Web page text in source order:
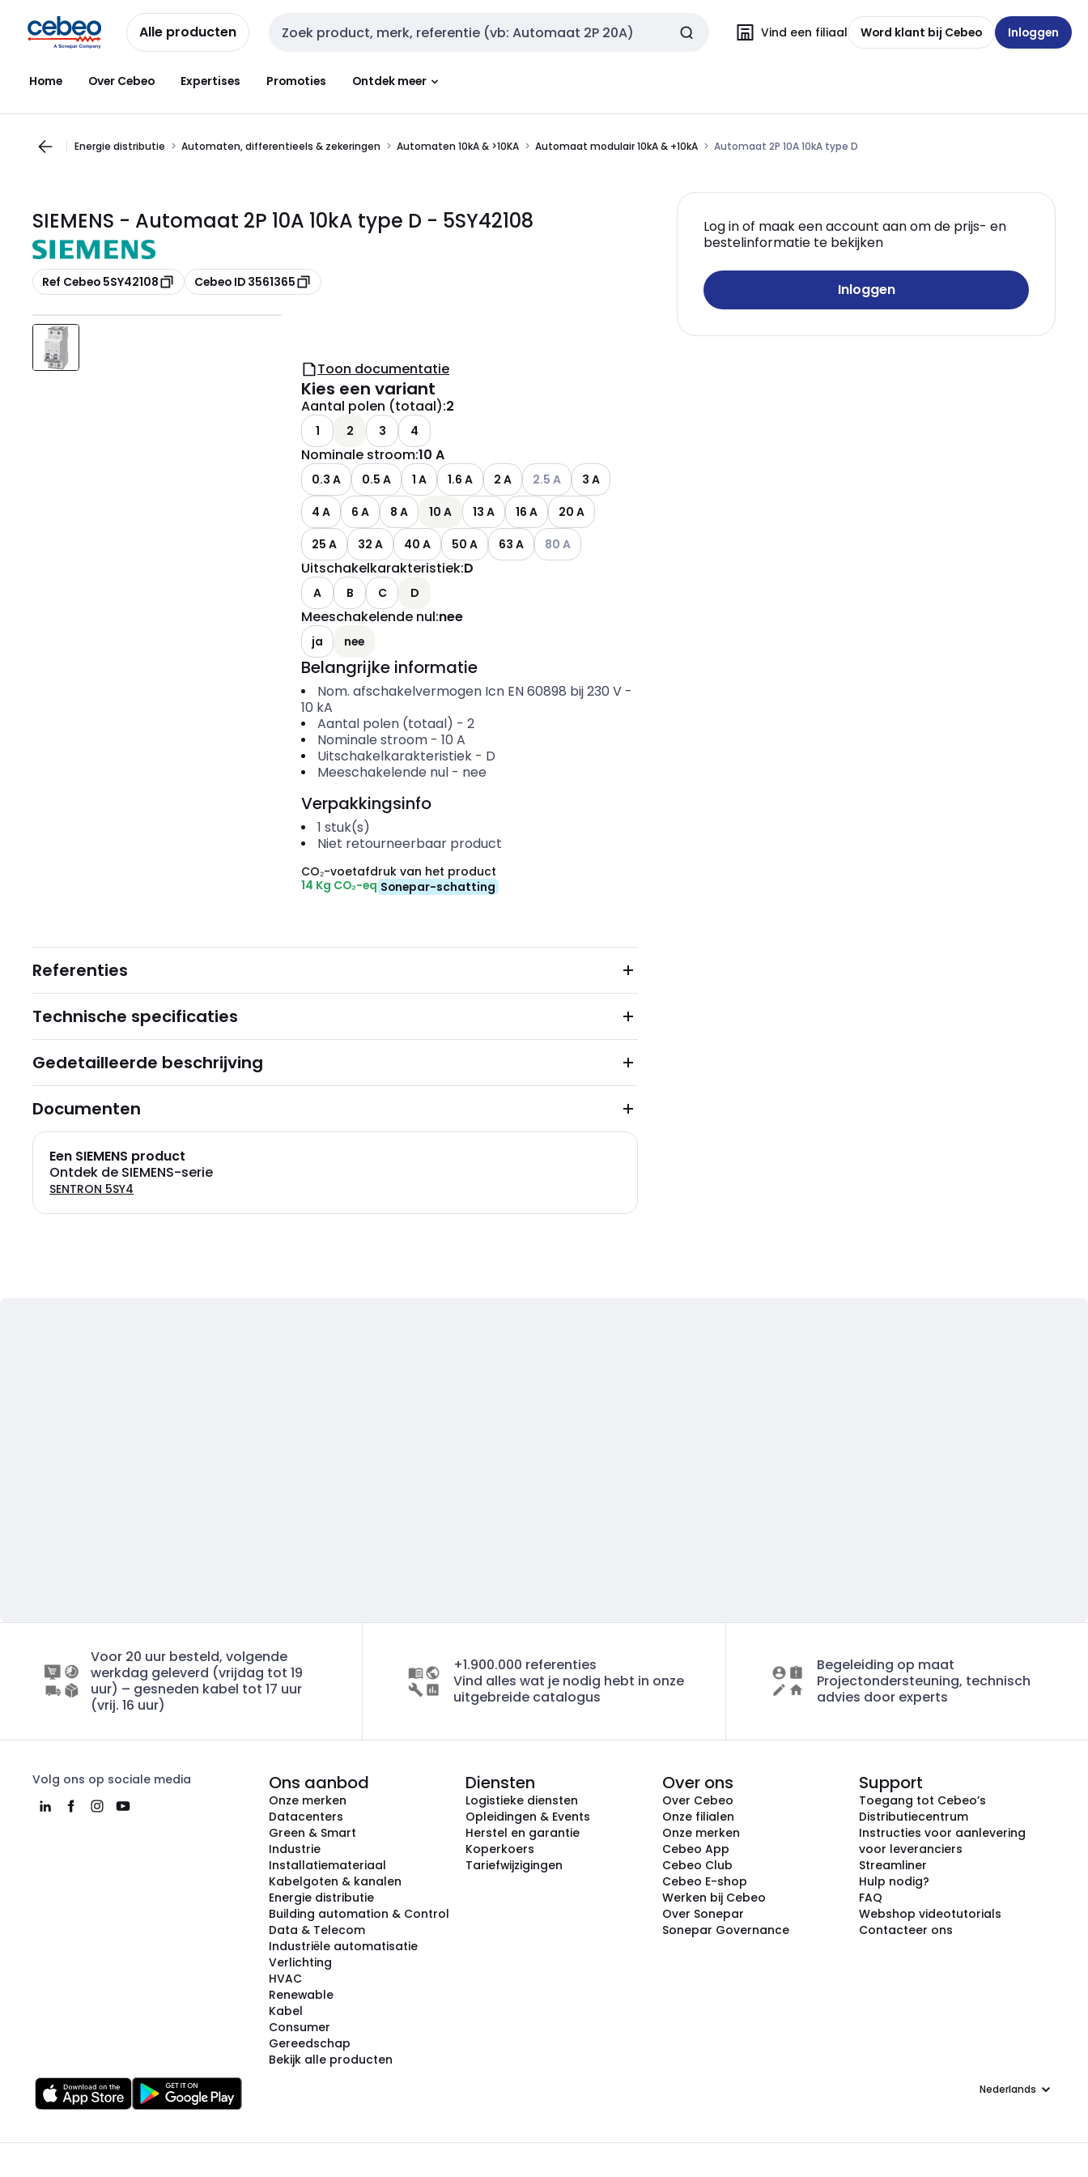
naar
navigatie
naar
inhoud
Alle producten Zoekveld invoer Vind een filiaal Word klant bij Cebeo Inloggen
Home Over Cebeo Expertises Promoties Ontdek meer
Energie distributie Automaten, differentieels & zekeringen Automaten 10kA & >10KA Automaat modulair 10kA & +10kA Automaat 2P 10A 10kA type D
SIEMENS - Automaat 2P 10A 10kA type D - 5SY42108
Kopiëren
Ref Cebeo 5SY42108 Kopiëren
Cebeo ID 3561365
Log in of maak een account aan om de prijs- en
bestelinformatie te bekijken
Inloggen
Toon documentatie
Kies een variant
Aantal polen (totaal):2
1 2 3 4
Nominale stroom:10 A
0.3 A 0.5 A 1 A 1.6 A 2 A Andere varianten (Huidige combinatie niet mogelijk)
2.5 A
3 A
4 A
6 A 8 A 10 A 13 A 16 A
20 A
25 A
32 A 40 A 50 A 63 A Andere varianten (Huidige combinatie niet mogelijk)
80 A
Uitschakelkarakteristiek:D
A B C D
Meeschakelende nul:nee
ja nee
Belangrijke informatie
Nom. afschakelvermogen Icn EN 60898 bij 230 V-
10 kA
Aantal polen (totaal) - 2
Nominale stroom- 10 A
Uitschakelkarakteristiek- D
Meeschakelende nul- nee
Verpakkingsinfo
1 stuk(s)
Niet retourneerbaar product
CO₂-voetafdruk van het product
14 Kg CO₂-eq Sonepar-schatting
Referenties
Technische specificaties
Gedetailleerde beschrijving
Documenten
Een SIEMENS product
Ontdek de SIEMENS-serie
SENTRON 5SY4
Voor 20 uur besteld, volgende
werkdag geleverd (vrijdag tot 19
uur) – gesneden kabel tot 17 uur
(vrij. 16 uur)
+1.900.000 referenties
Vind alles wat je nodig hebt in onze
uitgebreide catalogus
Begeleiding op maat
Projectondersteuning, technisch
advies door experts
Volg ons op sociale media Ons aanbod
Onze merken
Datacenters
Green & Smart
Industrie
Installatiemateriaal
Kabelgoten & kanalen
Energie distributie
Building automation & Control
Data & Telecom
Industriële automatisatie
Verlichting
HVAC
Renewable
Kabel
Consumer
Gereedschap
Bekijk alle producten
Diensten
Logistieke diensten
Opleidingen & Events
Herstel en garantie
Koperkoers
Tariefwijzigingen
Over ons
Over Cebeo
Onze filialen
Onze merken
Cebeo App
Cebeo Club
Cebeo E-shop
Werken bij Cebeo
Over Sonepar
Sonepar Governance
Support
Toegang tot Cebeo’s
Distributiecentrum
Instructies voor aanlevering
voor leveranciers
Streamliner
Hulp nodig?
FAQ
Webshop videotutorials
Contacteer ons
Taal